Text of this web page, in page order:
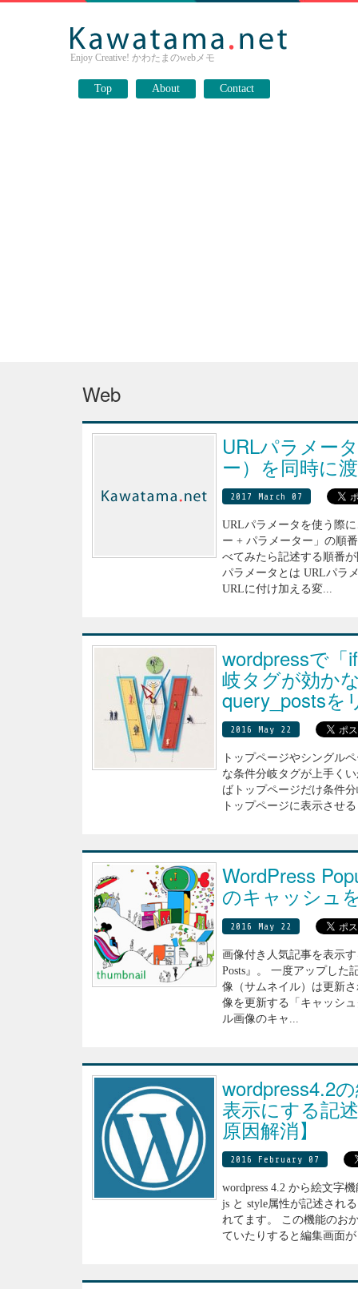
Enjoy Creative! かわたまのwebメモ
Top About Contact
Web
URLパラメー
ー）を同時に
2017 March 07
URLパラメータを使う際
ー + パラメーター」の順
べてみたら記述する順番
パラメータとは URLパラ
URLに付け加える変...
wordpressで「
岐タグが効か
query_postsを
2016 May 22
トップページやシングル
な条件分岐タグが上手く
ばトップページだけ条件
トップページに表示させ
WordPress
のキャッシュ
2016 May 22
画像付き人気記事を表示す
Posts』。 一度アップした
像（サムネイル）は更新
像を更新する「キャッシ
ル画像のキャ...
wordpress4.2
表示にする記
原因解消】
2016 February 07
wordpress 4.2 から絵文字
js と style属性が記述され
れてます。 この機能のお
ていたりすると編集画面